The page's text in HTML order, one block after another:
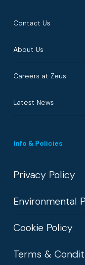
Contact Us
About Us
Careers at Zeus
Latest News
Info & Policies
Privacy Policy
Environmental
Cookie Policy
Terms &